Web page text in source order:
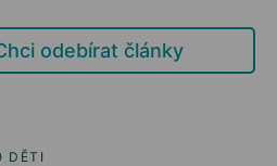
odebírat články
DĚTI